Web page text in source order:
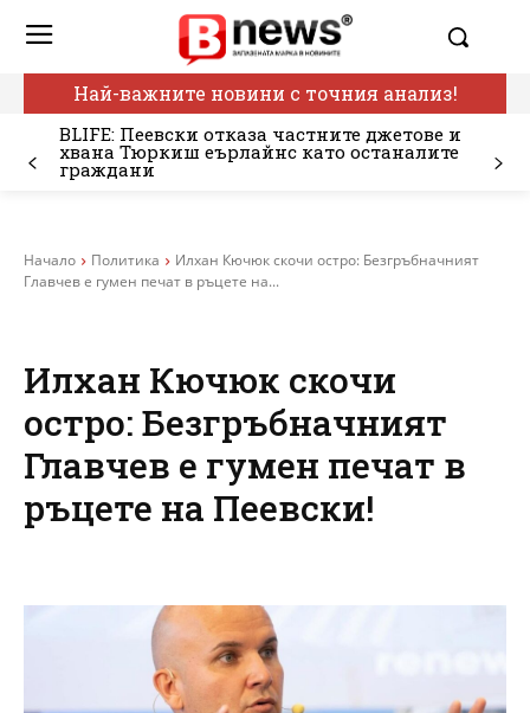
Най-важните новини с точния анализ!
BLIFE: Пеевски отказа частните джетове и
хвана Тюркиш еърлайнс като останалите
граждани
Начало Политика
Илхан Кючюк скочи остро: Безгръбначният
Главчев е гумен печат в ръцете на...
Илхан Кючюк скочи
остро: Безгръбначният
Главчев е гумен печат в
ръцете на Пеевски!